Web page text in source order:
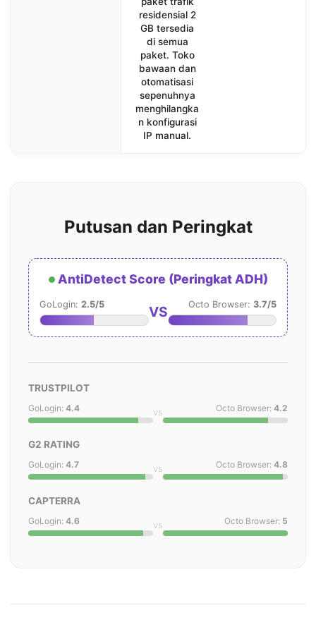
residensial 2
GB tersedia
di semua
paket. Toko
bawaan dan
otomatisasi
sepenuhnya
menghilangka
n konfigurasi
IP manual.
Putusan dan Peringkat
AntiDetect Score (Peringkat ADH)
GoLogin: 2.5/5 VS Octo Browser: 3.7/5
TRUSTPILOT
GoLogin: 4.4 vs Octo Browser: 4.2
G2 RATING
GoLogin: 4.7 vs Octo Browser: 4.8
CAPTERRA
GoLogin: 4.6 vs Octo Browser: 5